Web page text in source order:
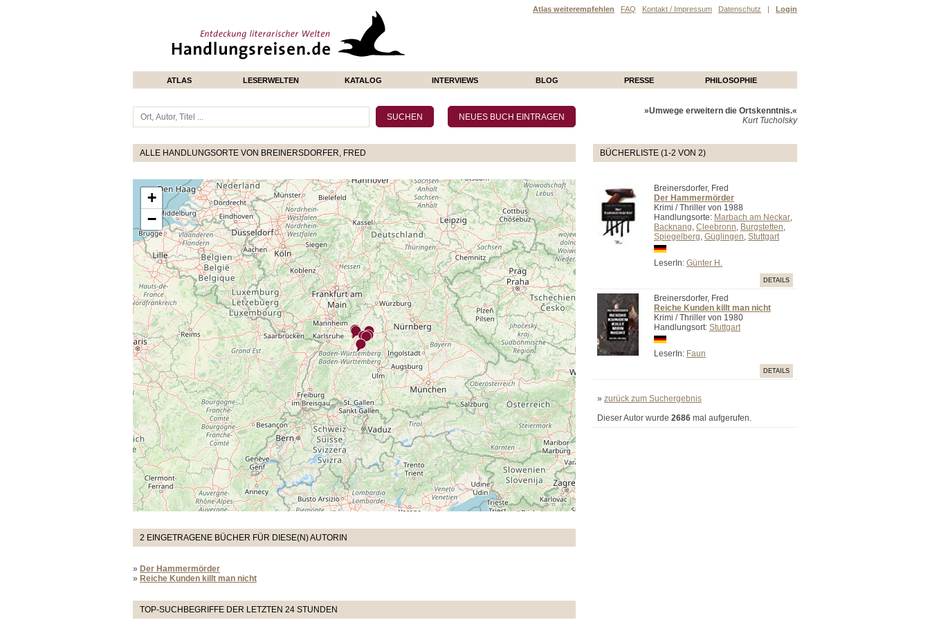
Atlas weiterempfehlen FAQ Kontakt / Impressum Datenschutz | Login
ATLAS LESERWELTEN KATALOG INTERVIEWS BLOG PRESSE PHILOSOPHIE
ALLE HANDLUNGSORTE VON BREINERSDORFER, FRED
+
−
2 EINGETRAGENE BÜCHER FÜR DIESE(N) AUTORIN
» Der Hammermörder
» Reiche Kunden killt man nicht
TOP-SUCHBEGRIFFE DER LETZTEN 24 STUNDEN
»Umwege erweitern die Ortskenntnis.«
Kurt Tucholsky
BÜCHERLISTE (1-2 VON 2)
Breinersdorfer, Fred
Der Hammermörder
Krimi / Thriller von 1988
Handlungsorte: Marbach am Neckar,
Backnang, Cleebronn, Burgstetten,
Spiegelberg, Güglingen, Stuttgart
LeserIn: Günter H.
DETAILS
Breinersdorfer, Fred
Reiche Kunden killt man nicht
Krimi / Thriller von 1980
Handlungsort: Stuttgart
LeserIn: Faun
DETAILS
» zurück zum Suchergebnis
Dieser Autor wurde 2686 mal aufgerufen.